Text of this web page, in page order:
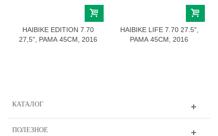
HAIBIKE EDITION 7.70
27,5", РАМА 45СМ, 2016
HAIBIKE LIFE 7.70 27.5",
РАМА 45СМ, 2016
КАТАЛОГ
ПОЛЕЗНОЕ